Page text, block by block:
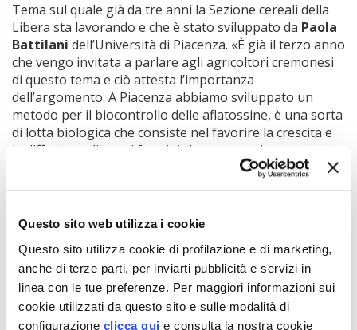
Questo sito web utilizza i cookie
Questo sito utilizza cookie di profilazione e di marketing,
anche di terze parti, per inviarti pubblicità e servizi in
linea con le tue preferenze. Per maggiori informazioni sui
cookie utilizzati da questo sito e sulle modalità di
configurazione clicca qui e consulta la nostra cookie
Tema sul quale già da tre anni la Sezione cereali della
Libera sta lavorando e che è stato sviluppato da Paola
Battilani dell’Università di Piacenza. «È già il terzo anno
che vengo invitata a parlare agli agricoltori cremonesi
di questo tema e ciò attesta l’importanza
dell’argomento. A Piacenza abbiamo sviluppato un
metodo per il biocontrollo delle aflatossine, è una sorta
di lotta biologica che consiste nel favorire la crescita e
la diffusione di ceppi fungini che non producono
aflatossine e che ostacolano lo sviluppo di quelli
commerciale, sia pure temporaneo, almeno per ora. In
raggiunto oltre il 90%».
Battilani ha fatto un rapido cenno anche all’uso del
mais contaminato per produzione energetica: «da
prove sperimentali, utilizzando mais anche fortemente